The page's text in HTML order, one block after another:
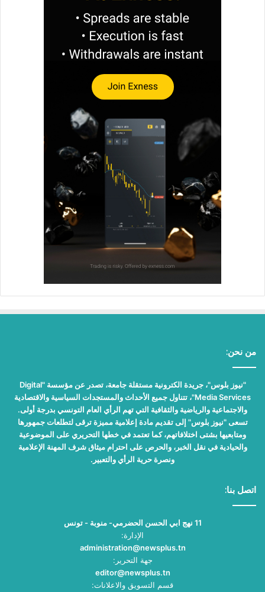
من نحن:
"نيوز بلوس"، جريدة الكترونية مستقلة جامعة، تصدر عن مؤسسة "Digital
Media Services"، تتناول جميع الأحداث والمستجدات السياسية والاقتصادية
والاجتماعية والرياضية والثقافية التي تهم الرأي العام التونسي بدرجة أولى.
تسعى "نيوز بلوس" إلى تقديم مادة إعلامية مميزة ترقى لتطلعات جمهورها
ومتابعيها بشتى اختلافاتهم، كما تعتمد في خطها التحريري على الموضوعية
والحيادية في نقل الخبر، والحرص على احترام ميثاق شرف المهنة الإعلامية
ونصرة حرية الرأي والتعبير.
اتصل بنا:
11 نهج ابي الحسن الحضرمي- منوبة - تونس
الإدارة:
administration@newsplus.tn
جهة التحرير:
editor@newsplus.tn
قسم التسويق والاعلانات: